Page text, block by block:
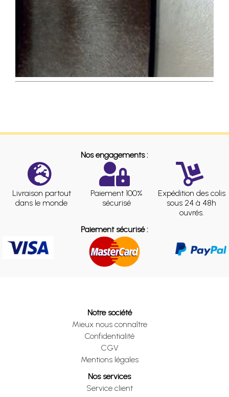
Nos engagements :
Livraison partout
dans le monde
Paiement 100%
sécurisé
Expédition des colis
sous 24 à 48h
ouvrés.
Paiement sécurisé :
Notre société
Mieux nous connaître
Confidentialité
CGV
Mentions légales
Nos services
Service client